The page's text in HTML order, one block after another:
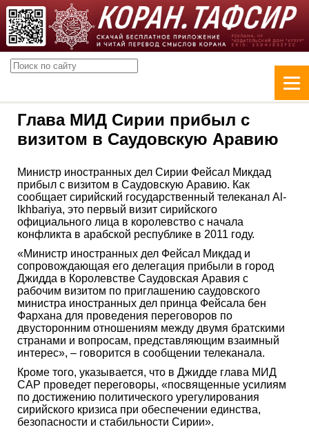
Глава МИД Сирии прибыл с
визитом в Саудовскую Аравию
Министр иностранных дел Сирии Фейсал Микдад
прибыл с визитом в Саудовскую Аравию. Как
сообщает сирийский государственный телеканал Al-
Ikhbariya, это первый визит сирийского
официального лица в королевство с начала
конфликта в арабской республике в 2011 году.
«Министр иностранных дел Фейсал Микдад и
сопровождающая его делегация прибыли в город
Джидда в Королевстве Саудовская Аравия с
рабочим визитом по приглашению саудовского
министра иностранных дел принца Фейсала бен
Фархана для проведения переговоров по
двусторонним отношениям между двумя братскими
странами и вопросам, представляющим взаимный
интерес», – говорится в сообщении телеканала.
Кроме того, указывается, что в Джидде глава МИД
САР проведет переговоры, «посвященные усилиям
по достижению политического урегулирования
сирийского кризиса при обеспечении единства,
безопасности и стабильности Сирии».